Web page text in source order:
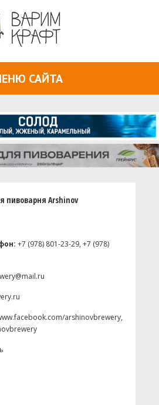
САЙТА
пивоварня Arshinov
+7 (978) 801-23-29, +7 (978)
arshinovbrewery,